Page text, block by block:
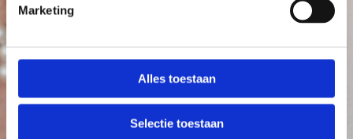
Marketing
Alles toestaan
Selectie toestaan
Nederland vergrijst en langer thuiswonen is de